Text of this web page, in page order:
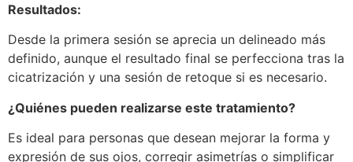
Resultados:
Desde la primera sesión se aprecia un delineado más
definido, aunque el resultado final se perfecciona tras la
cicatrización y una sesión de retoque si es necesario.
¿Quiénes pueden realizarse este tratamiento?
Es ideal para personas que desean mejorar la forma y
expresión de sus ojos, corregir asimetrías o simplificar